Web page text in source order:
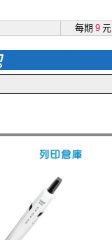
每期 9 元